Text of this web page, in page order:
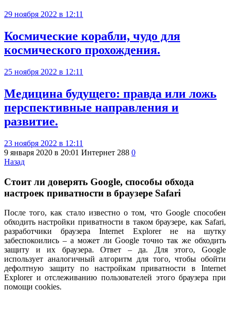
29 ноября 2022 в 12:11
Космические корабли, чудо для
космического прохождения.
25 ноября 2022 в 12:11
Медицина будущего: правда или ложь
перспективные направления и
развитие.
23 ноября 2022 в 12:11
9 января 2020 в 20:01 Интернет 288 0
Назад
Стоит ли доверять Google, способы обхода
настроек приватности в браузере Safari
После того, как стало известно о том, что Google способен
обходить настройки приватности в таком браузере, как Safari,
разработчики браузера Internet Explorer не на шутку
забеспокоились – а может ли Google точно так же обходить
защиту и их браузера. Ответ – да. Для этого, Google
использует аналогичный алгоритм для того, чтобы обойти
дефолтную защиту по настройкам приватности в Internet
Explorer и отслеживанию пользователей этого браузера при
помощи cookies.